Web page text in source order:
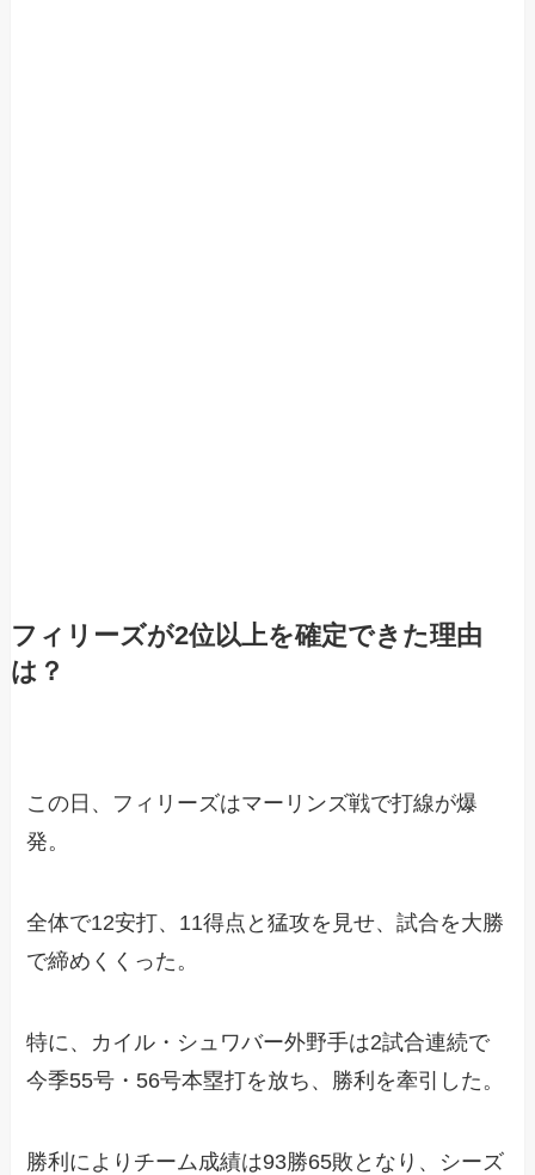
フィリーズが2位以上を確定できた理由
は？
この日、フィリーズはマーリンズ戦で打線が爆
発。
全体で12安打、11得点と猛攻を見せ、試合を大勝
で締めくくった。
特に、カイル・シュワバー外野手は2試合連続で
今季55号・56号本塁打を放ち、勝利を牽引した。
勝利によりチーム成績は93勝65敗となり、シーズ